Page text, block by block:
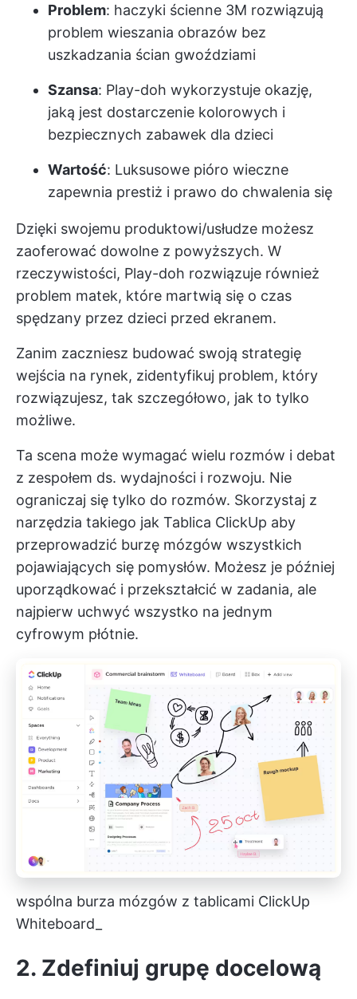
Problem: haczyki ścienne 3M rozwiązują
problem wieszania obrazów bez
uszkadzania ścian gwoździami
Szansa: Play-doh wykorzystuje okazję,
jaką jest dostarczenie kolorowych i
bezpiecznych zabawek dla dzieci
Wartość: Luksusowe pióro wieczne
zapewnia prestiż i prawo do chwalenia się
Dzięki swojemu produktowi/usłudze możesz
zaoferować dowolne z powyższych. W
rzeczywistości, Play-doh rozwiązuje również
problem matek, które martwią się o czas
spędzany przez dzieci przed ekranem.
Zanim zaczniesz budować swoją strategię
wejścia na rynek, zidentyfikuj problem, który
rozwiązujesz, tak szczegółowo, jak to tylko
możliwe.
Ta scena może wymagać wielu rozmów i debat
z zespołem ds. wydajności i rozwoju. Nie
ograniczaj się tylko do rozmów. Skorzystaj z
narzędzia takiego jak Tablica ClickUp aby
przeprowadzić burzę mózgów wszystkich
pojawiających się pomysłów. Możesz je później
uporządkować i przekształcić w zadania, ale
najpierw uchwyć wszystko na jednym
cyfrowym płótnie.
wspólna burza mózgów z tablicami ClickUp
Whiteboard_
2. Zdefiniuj grupę docelową